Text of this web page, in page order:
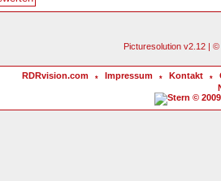
Picturesolution v2.12 |
RDRvision.com * Impressum * Kontakt *
©